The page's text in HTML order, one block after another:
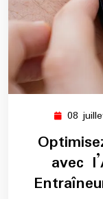
08
avec